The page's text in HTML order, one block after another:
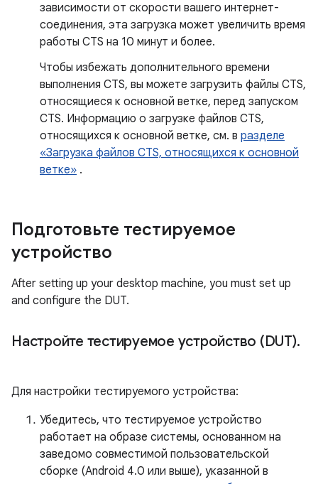
зависимости от скорости вашего интернет-
соединения, эта загрузка может увеличить время
работы CTS на 10 минут и более.
Чтобы избежать дополнительного времени
выполнения CTS, вы можете загрузить файлы CTS,
относящиеся к основной ветке, перед запуском
CTS. Информацию о загрузке файлов CTS,
относящихся к основной ветке, см. в разделе
«Загрузка файлов CTS, относящихся к основной
ветке» .
Подготовьте тестируемое
устройство
After setting up your desktop machine, you must set up
and configure the DUT.
Настройте тестируемое устройство (DUT).
Для настройки тестируемого устройства:
Убедитесь, что тестируемое устройство
работает на образе системы, основанном на
заведомо совместимой пользовательской
сборке (Android 4.0 или выше), указанной в